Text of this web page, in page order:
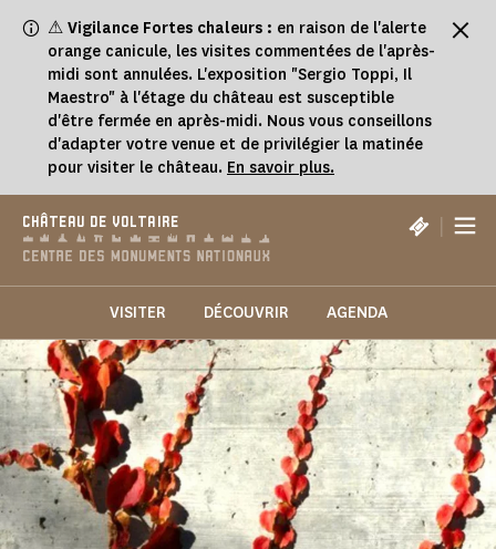
⚠ Vigilance Fortes chaleurs : en raison de l'alerte
orange canicule, les visites commentées de l'après-
midi sont annulées. L'exposition "Sergio Toppi, Il
Maestro" à l'étage du château est susceptible
d'être fermée en après-midi. Nous vous conseillons
d'adapter votre venue et de privilégier la matinée
pour visiter le château. En savoir plus.
CHÂTEAU DE VOLTAIRE |
VISITER DÉCOUVRIR AGENDA